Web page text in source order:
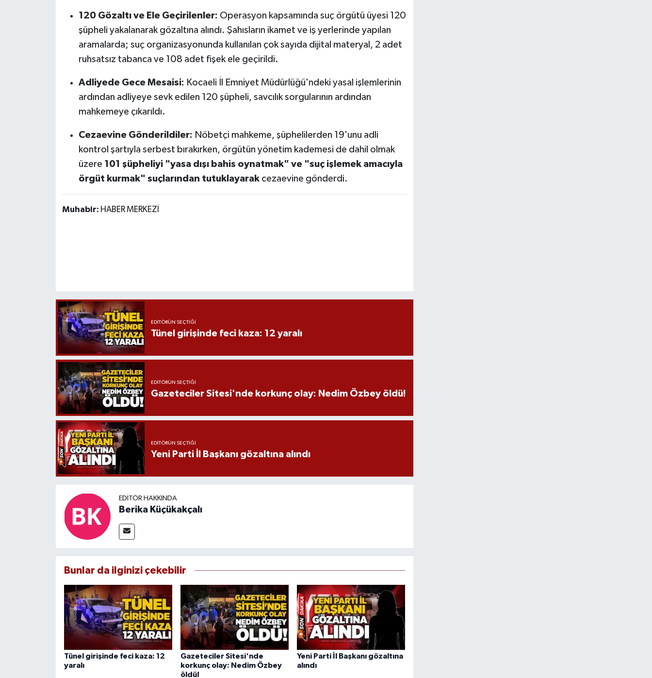
120 Gözaltı ve Ele Geçirilenler: Operasyon kapsamında suç örgütü üyesi 120
şüpheli yakalanarak gözaltına alındı. Şahısların ikamet ve iş yerlerinde yapılan
aramalarda; suç organizasyonunda kullanılan çok sayıda dijital materyal, 2 adet
ruhsatsız tabanca ve 108 adet fişek ele geçirildi.
Adliyede Gece Mesaisi: Kocaeli İl Emniyet Müdürlüğü'ndeki yasal işlemlerinin
ardından adliyeye sevk edilen 120 şüpheli, savcılık sorgularının ardından
mahkemeye çıkarıldı.
Cezaevine Gönderildiler: Nöbetçi mahkeme, şüphelilerden 19'unu adli
kontrol şartıyla serbest bırakırken, örgütün yönetim kademesi de dahil olmak
üzere 101 şüpheliyi "yasa dışı bahis oynatmak" ve "suç işlemek amacıyla
örgüt kurmak" suçlarından tutuklayarakcezaevine gönderdi.
Muhabir: HABER MERKEZİ
EDITÖRÜN SEÇTIĞI
Tünel girişinde feci kaza: 12 yaralı
EDITÖRÜN SEÇTIĞI
Gazeteciler Sitesi'nde korkunç olay: Nedim Özbey öldü!
EDITÖRÜN SEÇTIĞI
Yeni Parti İl Başkanı gözaltına alındı
EDITÖR HAKKINDA
Berika Küçükakçalı
Bunlar da ilginizi çekebilir
Tünel girişinde feci kaza: 12
yaralı
Gazeteciler Sitesi'nde
korkunç olay: Nedim Özbey
öldü!
Yeni Parti İl Başkanı gözaltına
alındı